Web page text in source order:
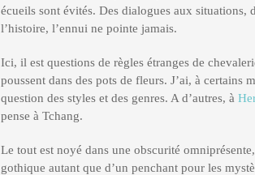
écueils sont évités. Des dialogues aux situations,
l’histoire, l’ennui ne pointe jamais.
Ici, il est questions de règles étranges de
poussent dans des pots de fleurs. J’ai, à certains
question des styles et des genres. A d’autres, à
pense à Tchang.
Le tout est noyé dans une obscurité
gothique autant que d’un penchant pour les